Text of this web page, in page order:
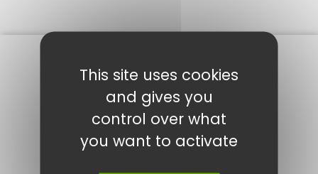
This site uses cookies
and gives you
control over what
you want to activate